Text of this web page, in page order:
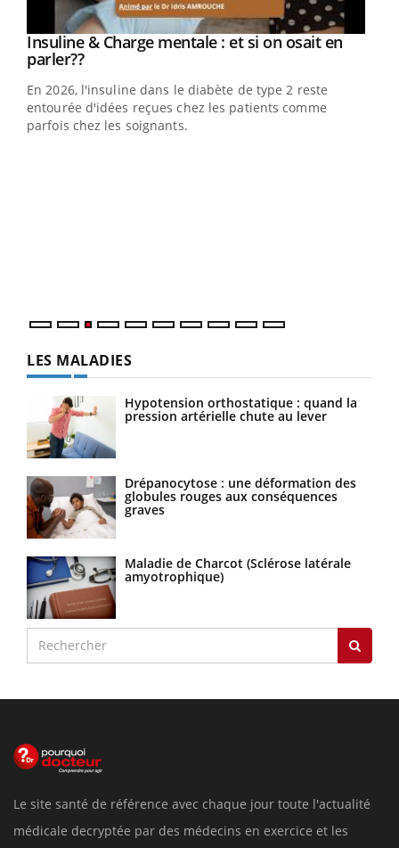
Youtube
Insuline & Charge mentale : et si on osait en
parler??Youtube
En 2026, l'insuline dans le diabète de type 2 reste
entourée d'idées reçues chez les patients comme
parfois chez les soignants.
Youtube
Eczéma Chronique des Mains : se préparer
pour l’été ! Youtube
L'été arrive… et avec lui, un tout nouveau rythme de vie !
Vacances, plage, piscine, soleil, activités en plein air…
Nos mains sont ...
LES MALADIES
Hypotension orthostatique : quand la
pression artérielle chute au lever
Drépanocytose : une déformation des
globules rouges aux conséquences
graves
Maladie de Charcot (Sclérose latérale
amyotrophique)
Le site santé de référence avec chaque jour toute l'actualité
médicale decryptée par des médecins en exercice et les